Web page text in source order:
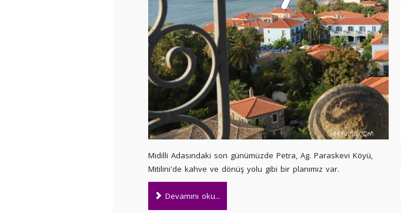
Midilli Adasındaki son günümüzde Petra, Ag. Paraskevi Köyü,
Mitilini'de kahve ve dönüş yolu gibi bir planımız var.
Devamını oku...